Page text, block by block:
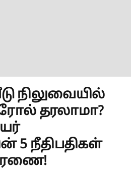
நிலுவையில்
தரலாமா?
5 நீதிபதிகள்